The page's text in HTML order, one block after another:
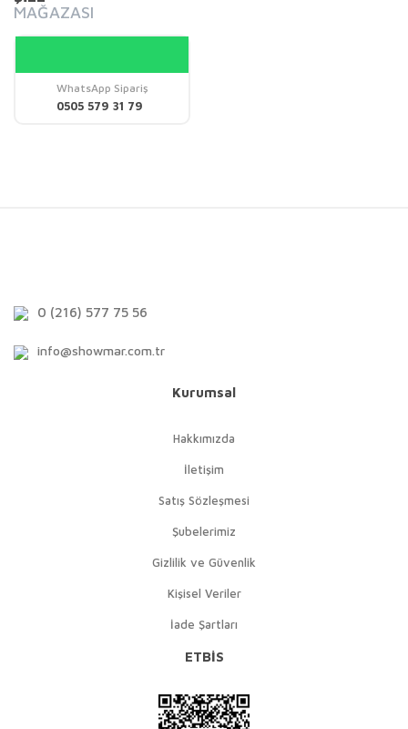
MAĞAZASI
WhatsApp Sipariş
0505 579 31 79
0 (216) 577 75 56
info@showmar.com.tr
Kurumsal
Hakkımızda
İletişim
Satış Sözleşmesi
Şubelerimiz
Gizlilik ve Güvenlik
Kişisel Veriler
İade Şartları
ETBİS